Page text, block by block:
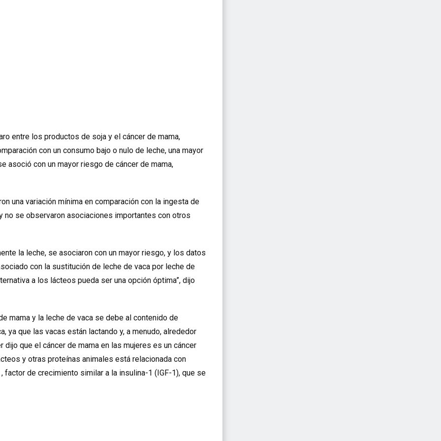
entre los productos de soja y el cáncer de mama,
con un consumo bajo o nulo de leche, una mayor
asoció con un mayor riesgo de cáncer de mama,
una variación mínima en comparación con la ingesta de
no se observaron asociaciones importantes con otros
la leche, se asociaron con un mayor riesgo, y los datos
con la sustitución de leche de vaca por leche de
a los lácteos pueda ser una opción óptima”, dijo
mama y la leche de vaca se debe al contenido de
ya que las vacas están lactando y, a menudo, alrededor
dijo que el cáncer de mama en las mujeres es un cáncer
y otras proteínas animales está relacionada con
factor de crecimiento similar a la insulina-1 (IGF-1), que se